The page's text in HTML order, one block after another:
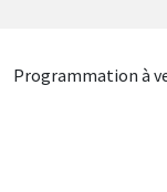
Programmation à